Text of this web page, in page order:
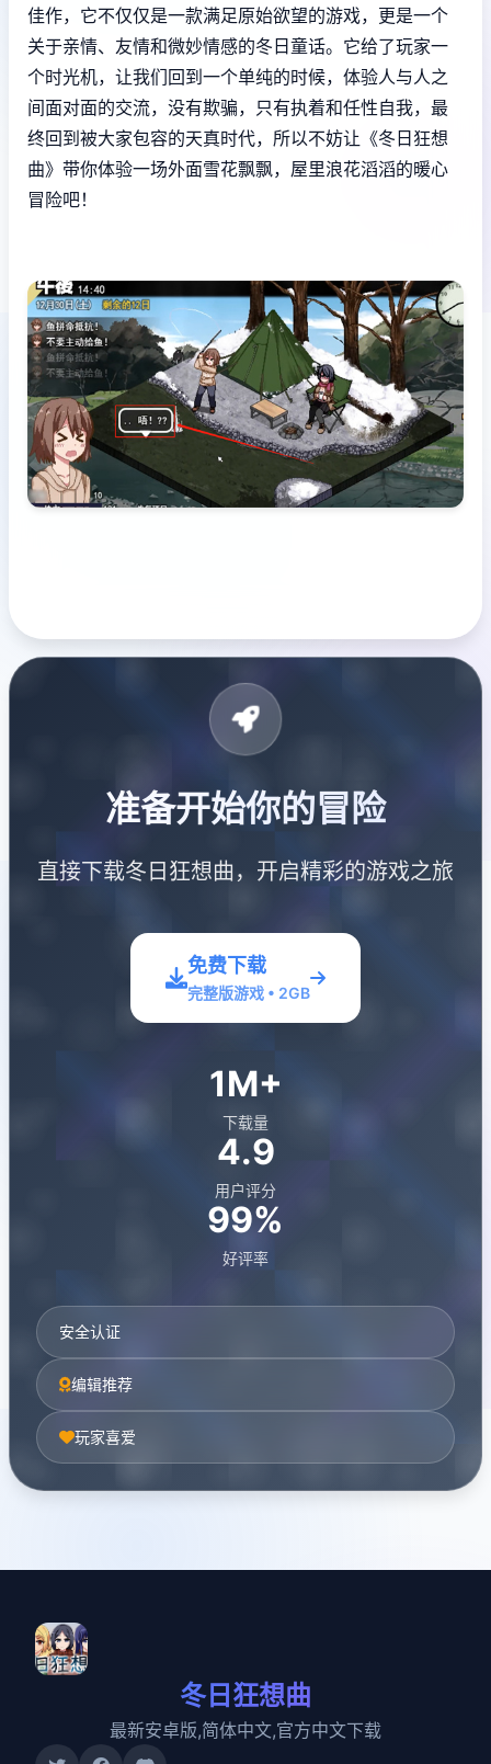
佳作​​，它不仅仅是一款满足原始欲望的游戏，更是一个
关于亲情、友情和微妙情感的冬日童话。它给了玩家一
个时光机，让我们回到一个单纯的时候，体验人与人之
间面对面的交流，没有欺骗，只有执着和任性自我，最
终回到被大家包容的天真时代，所以不妨让《冬日狂想
曲》带你体验一场​​外面雪花飘飘，屋里浪花滔滔​​的暖心
冒险吧！
准备开始你的冒险
直接下载冬日狂想曲，开启精彩的游戏之旅
免费下载
完整版游戏 • 2GB
1M+
下载量
4.9
用户评分
99%
好评率
安全认证
编辑推荐
玩家喜爱
冬日狂想曲
最新安卓版,简体中文,官方中文下载